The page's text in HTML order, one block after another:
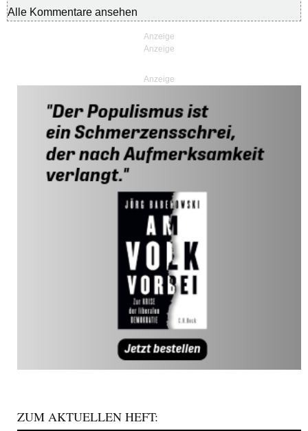
Alle Kommentare ansehen
Anzeige
ZUM AKTUELLEN HEFT: